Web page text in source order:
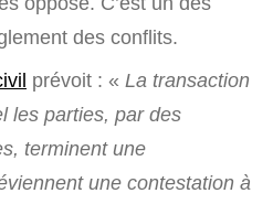
des conflits.
prévoit : « La transaction
les parties, par des
terminent une
une contestation à